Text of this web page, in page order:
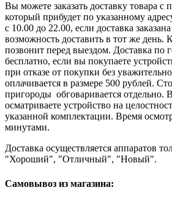
Вы можете заказать доставку товара с
который прибудет по указанному
с 10.00 до 22.00, если доставка
возможность доставить в тот же день.
позвонит перед выездом. Доставка по
бесплатно, если вы покупаете
при отказе от покупки без
оплачивается в размере 500 рублей.
пригороды обговаривается отдельно.
осматриваете устройство на
указанной комплектации. Время
минутами.
Доставка осуществляется аппаратов
"Хороший", "Отличный", "Новый".
Самовывоз из магазина: